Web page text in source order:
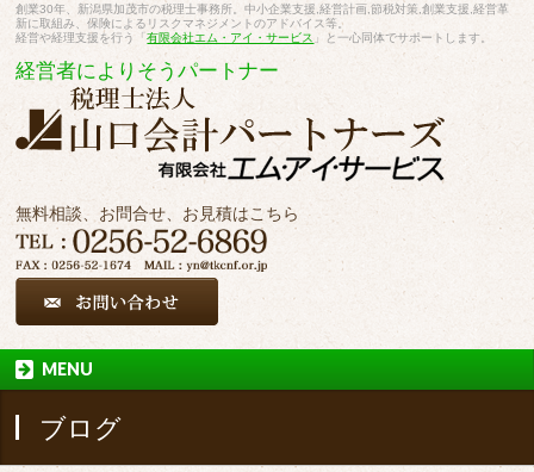
創業30年、新潟県加茂市の税理士事務所。中小企業支援,経営計画,節税対策,創業支援,経営革
新に取組み、保険によるリスクマネジメントのアドバイス等。
経営や経理支援を行う「有限会社エム・アイ・サービス 」と一心同体でサポートします。
経営者によりそうパートナー
無料相談、お問合せ、お見積はこちら
MENU
ブログ